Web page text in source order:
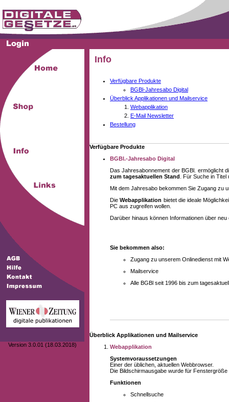
Version 3.0.01 (18.03.2018)
Info
Verfügbare Produkte
BGBl-Jahresabo Digital
Überblick Applikationen und Mailservice
Webapplikation
E-Mail Newsletter
Bestellung
Verfügbare Produkte
BGBl.-Jahresabo Digital
Das Jahresabonnement der BGBl. ermöglicht
zum tagesaktuellen Stand . Für Suche in
Mit dem Jahresabo bekommen Sie Zugang zu
DieWebapplikation bietet die ideale
PC aus zugreifen wollen.
Darüber hinaus können Informationen über
Sie bekommen also:
Zugang zu unserem Onlinedienst mit
Mailservice
Alle BGBl seit 1996 bis zum
Überblick Applikationen und Mailservice
Webapplikation
Systemvoraussetzungen
Einer der üblichen, aktuellen Webbrowser.
Die Bildschirmausgabe wurde für
Funktionen
Schnellsuche